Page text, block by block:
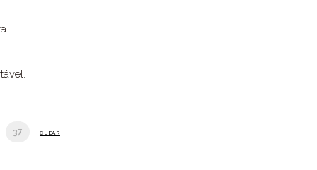
37 CLEAR